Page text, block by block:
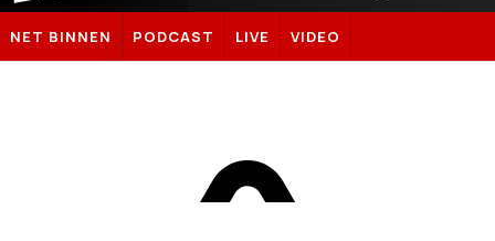
Sportnieuws.nl
NET BINNEN PODCAST LIVE VIDEO